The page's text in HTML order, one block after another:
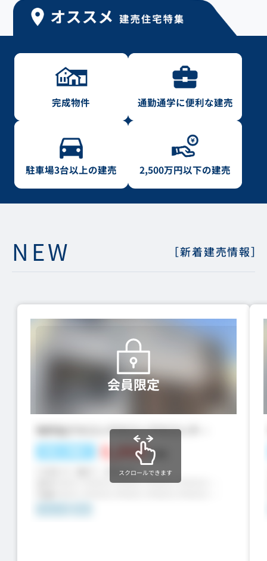
完成物件 通勤通学に便利な建売
駐車場3台以上の建売 2,500万円以下の建売
NEW ［新着建売情報］
会員限定
スクロールできます